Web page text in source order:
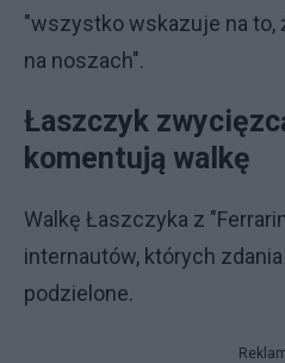
"wszystko wskazuje na to,
na noszach".
Łaszczyk
komentują walkę
Walkę Łaszczyka z
internautów, których
podzielone.